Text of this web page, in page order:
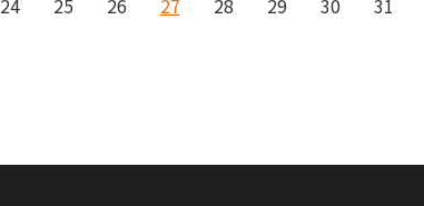
24 25 26 27 28 29 30 31